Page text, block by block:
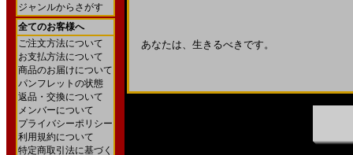
ジャンルからさがす
全てのお客様へ
ご注文方法について
お支払方法について
商品のお届けについて
パンフレットの状態
返品・交換について
メンバーについて
プライバシーポリシー
利用規約について
特定商取引法に基づく
あなたは、生きるべきです。